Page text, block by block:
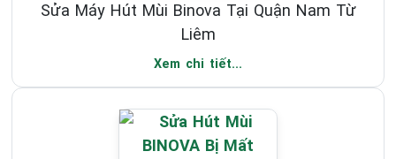
Sửa Máy Hút Mùi Binova Tại Quận Nam Từ
Liêm
Xem chi tiết...